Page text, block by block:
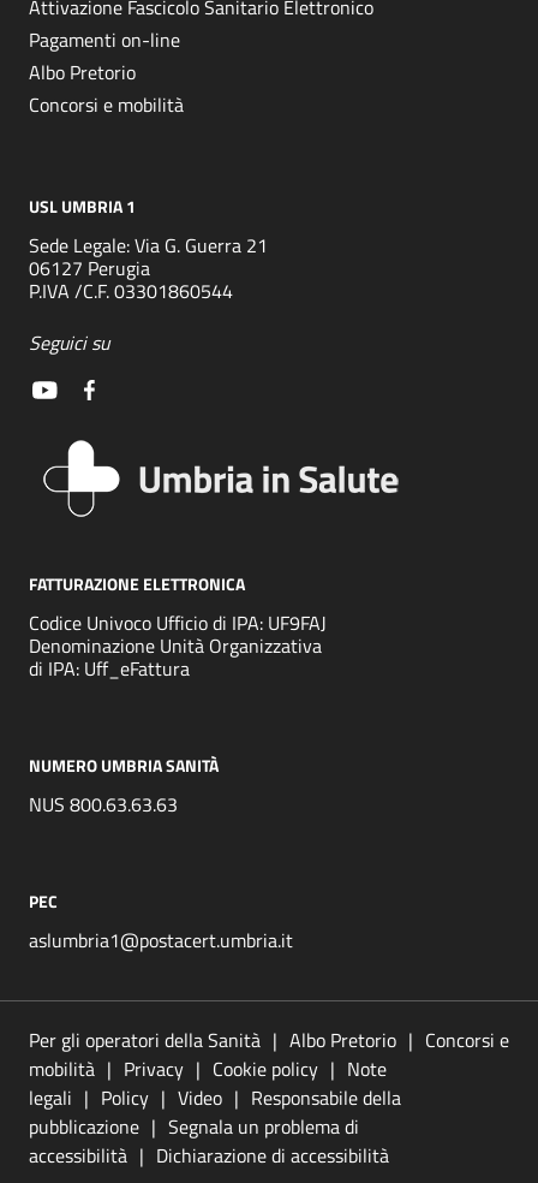
Attivazione Fascicolo Sanitario Elettronico
Pagamenti on-line
Albo Pretorio
Concorsi e mobilità
USL UMBRIA 1
Sede Legale: Via G. Guerra 21
06127 Perugia
P.IVA /C.F. 03301860544
Seguici su
FATTURAZIONE ELETTRONICA
Codice Univoco Ufficio di IPA: UF9FAJ
Denominazione Unità Organizzativa
di IPA: Uff_eFattura
NUMERO UMBRIA SANITÀ
NUS 800.63.63.63
PEC
aslumbria1@postacert.umbria.it
Per gli operatori della Sanità Albo Pretorio
Concorsi e
mobilità
Privacy Cookie policy
Note
legali
Policy Video
Responsabile della
pubblicazione
Segnala un problema di
accessibilità
Dichiarazione di accessibilità